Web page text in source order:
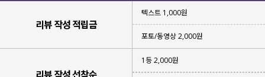
실용만점, 활용 만점 아이템이에요!
리뷰 작성 적립금
텍스트 1,000원
포토/동영상 2,000원
1등 2,000원